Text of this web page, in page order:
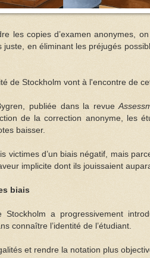
les copies d’examen anonymes,
en éliminant les préjugés
de Stockholm vont à l'encontre de
publiée dans la revue
de la correction anonyme, les
baisser.
victimes d’un biais négatif, mais
implicite dont ils jouissaient
biais
Stockholm a progressivement
connaître l’identité de l’étudiant.
et rendre la notation plus